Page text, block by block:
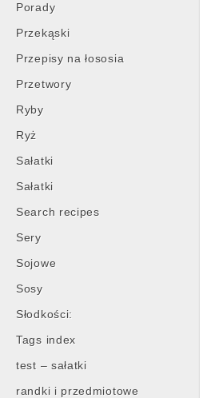
Porady
Przekąski
Przepisy na łososia
Przetwory
Ryby
Ryż
Sałatki
Sałatki
Search recipes
Sery
Sojowe
Sosy
Słodkości:
Tags index
test – sałatki
randki i przedmiotowe